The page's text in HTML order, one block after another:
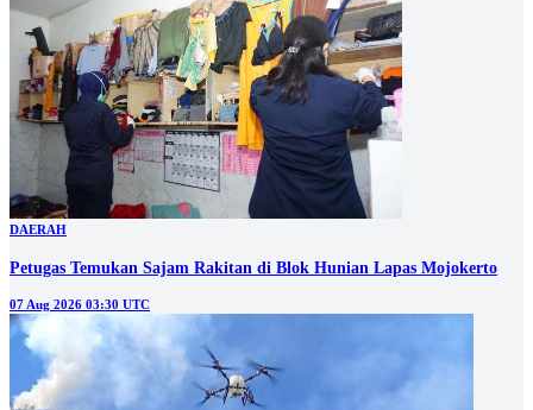
DAERAH
Petugas Temukan Sajam Rakitan di Blok Hunian Lapas Mojokerto
07 Aug 2026 03:30 UTC